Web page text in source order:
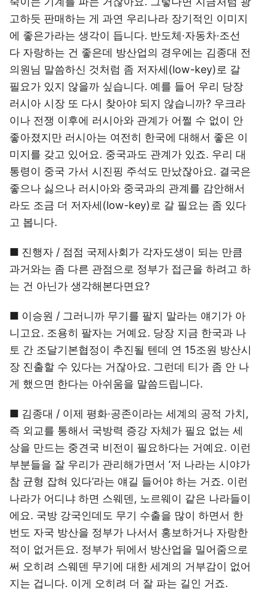
고하듯 판매하는 게 과연 우리나라 장기적인 이미지
에 좋은가라는 생각이 듭니다. 반도체·자동차·조선
다 자랑하는 건 좋은데 방산업의 경우에는 김종대 전
의원님 말씀하신 것처럼 좀 저자세(low-key)로 갈
필요가 있지 않을까 싶습니다. 예를 들어 우리 당장
러시아 시장 또 다시 찾아야 되지 않습니까? 우크라
이나 전쟁 이후에 러시아와 관계가 어쩔 수 없이 안
좋아졌지만 러시아는 여전히 한국에 대해서 좋은 이
미지를 갖고 있어요. 중국과도 관계가 있죠. 우리 대
통령이 중국 가서 시진핑 주석도 만났잖아요. 결국은
좋으나 싫으나 러시아와 중국과의 관계를 감안해서
라도 조금 더 저자세(low-key)로 갈 필요는 좀 있다
고 봅니다.
■ 진행자 / 점점 국제사회가 각자도생이 되는 만큼
과거와는 좀 다른 관점으로 정부가 접근을 하려고 하
는 건 아닌가 생각해본다면요?
■ 이승원 / 그러니까 무기를 팔지 말라는 얘기가 아
니고요. 조용히 팔자는 거예요. 당장 지금 한국과 나
토 간 조달기본협정이 추진될 텐데 연 15조원 방산시
장 진출할 수 있다는 거잖아요. 그런데 티가 좀 안 나
게 했으면 한다는 아쉬움을 말씀드립니다.
■ 김종대 / 이제 평화·공존이라는 세계의 공적 가치,
즉 외교를 통해서 국방력 증강 자체가 필요 없는 세
상을 만드는 중견국 비전이 필요하다는 거예요. 이런
부분들을 잘 우리가 관리해가면서 ‘저 나라는 시야가
참 균형 잡혀 있다’라는 얘길 들어야 하는 거죠. 이런
나라가 어디냐 하면 스웨덴, 노르웨이 같은 나라들이
에요. 국방 강국인데도 무기 수출을 많이 하면서 한
번도 자국 방산을 정부가 나서서 홍보하거나 자랑한
적이 없거든요. 정부가 뒤에서 방산업을 밀어줌으로
써 오히려 스웨덴 무기에 대한 세계의 거부감이 없어
지는 겁니다. 이게 오히려 더 잘 파는 길인 거죠.